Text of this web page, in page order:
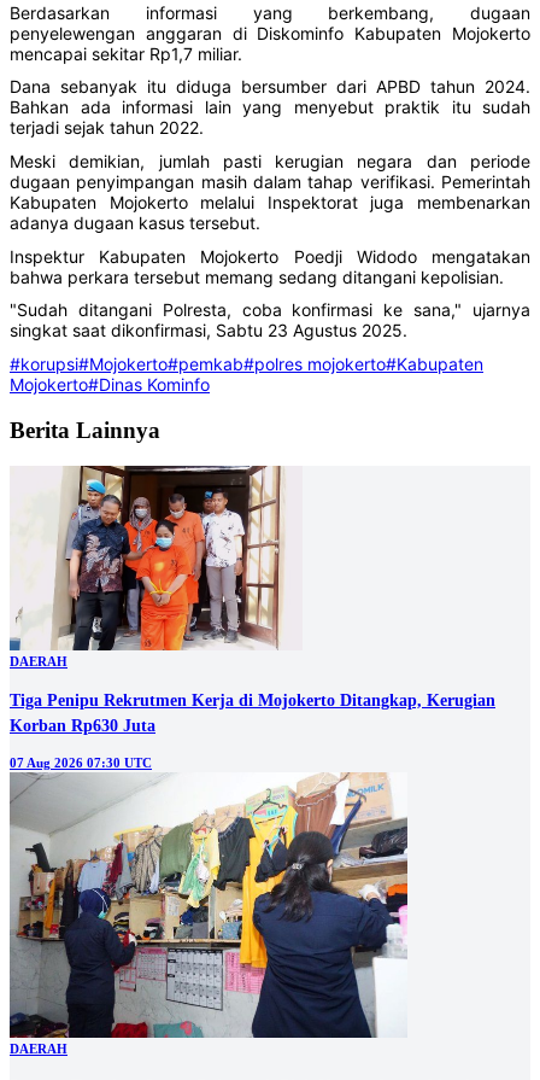
Berdasarkan informasi yang berkembang, dugaan
penyelewengan anggaran di Diskominfo Kabupaten Mojokerto
mencapai sekitar Rp1,7 miliar.
Dana sebanyak itu diduga bersumber dari APBD tahun 2024.
Bahkan ada informasi lain yang menyebut praktik itu sudah
terjadi sejak tahun 2022.
Meski demikian, jumlah pasti kerugian negara dan periode
dugaan penyimpangan masih dalam tahap verifikasi. Pemerintah
Kabupaten Mojokerto melalui Inspektorat juga membenarkan
adanya dugaan kasus tersebut.
Inspektur Kabupaten Mojokerto Poedji Widodo mengatakan
bahwa perkara tersebut memang sedang ditangani kepolisian.
"Sudah ditangani Polresta, coba konfirmasi ke sana," ujarnya
singkat saat dikonfirmasi, Sabtu 23 Agustus 2025.
#korupsi#Mojokerto#pemkab#polres mojokerto#Kabupaten
Mojokerto#Dinas Kominfo
Berita Lainnya
DAERAH
Tiga Penipu Rekrutmen Kerja di Mojokerto Ditangkap, Kerugian
Korban Rp630 Juta
07 Aug 2026 07:30 UTC
DAERAH